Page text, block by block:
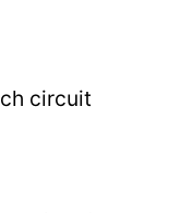
circuit